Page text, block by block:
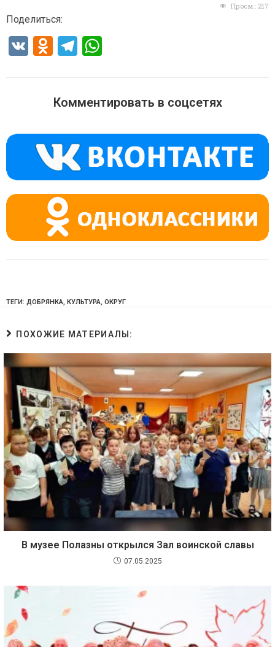
Просм.: 217
Поделиться:
V
O
o
a
ss
ni
ki
T
gr
m
s
p
p
Комментировать в соцсетях
ТЕГИ: ДОБРЯНКА, КУЛЬТУРА, ОКРУГ
ПОХОЖИЕ МАТЕРИАЛЫ:
В музее Полазны открылся Зал воинской славы
07.05.2025